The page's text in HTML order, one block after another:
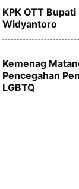
KPK OTT
Widyantoro
Kemenag
Pencegahan
LGBTQ